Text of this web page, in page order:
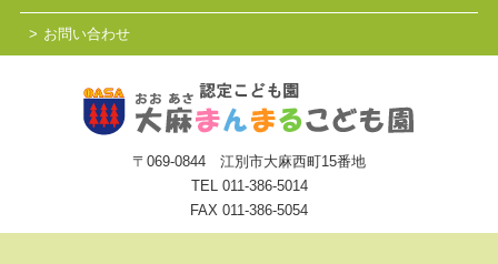
お問い合わせ
〒069-0844 江別市大麻西町15番地
TEL 011-386-5014
FAX 011-386-5054